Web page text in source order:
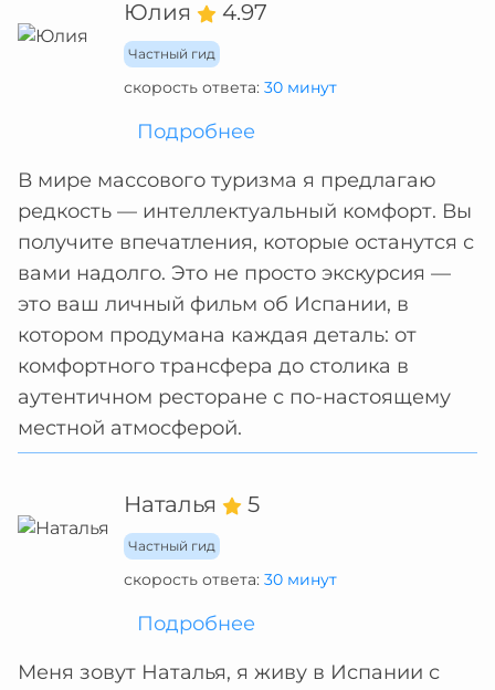
Юлия 4.97
Частный гид
скорость ответа: 30 минут
Подробнее
В мире массового туризма я предлагаю
редкость — интеллектуальный комфорт. Вы
получите впечатления, которые останутся с
вами надолго. Это не просто экскурсия —
это ваш личный фильм об Испании, в
котором продумана каждая деталь: от
комфортного трансфера до столика в
аутентичном ресторане с по-настоящему
местной атмосферой.
Наталья 5
Частный гид
скорость ответа: 30 минут
Подробнее
Меня зовут Наталья, я живу в Испании с